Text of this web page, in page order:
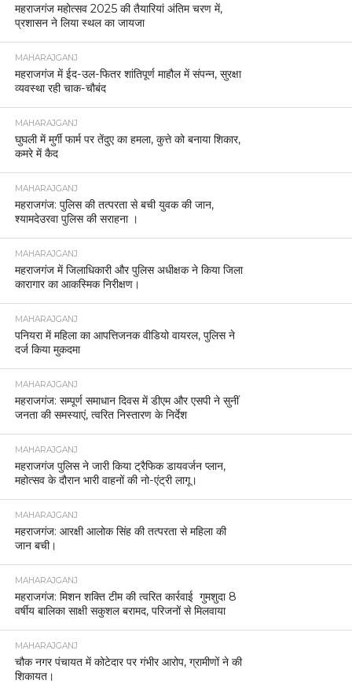
महराजगंज महोत्सव 2025 की तैयारियां अंतिम चरण में,
प्रशासन ने लिया स्थल का जायजा
MAHARAJGANJ
महराजगंज में ईद-उल-फितर शांतिपूर्ण माहौल में संपन्न, सुरक्षा
व्यवस्था रही चाक-चौबंद
MAHARAJGANJ
घुघली में मुर्गी फार्म पर तेंदुए का हमला, कुत्ते को बनाया शिकार,
कमरे में कैद
MAHARAJGANJ
महराजगंज: पुलिस की तत्परता से बची युवक की जान,
श्यामदेउरवा पुलिस की सराहना ।
MAHARAJGANJ
महराजगंज में जिलाधिकारी और पुलिस अधीक्षक ने किया जिला
कारागार का आकस्मिक निरीक्षण।
MAHARAJGANJ
पनियरा में महिला का आपत्तिजनक वीडियो वायरल, पुलिस ने
दर्ज किया मुकदमा
MAHARAJGANJ
महराजगंज: सम्पूर्ण समाधान दिवस में डीएम और एसपी ने सुनीं
जनता की समस्याएं, त्वरित निस्तारण के निर्देश
MAHARAJGANJ
महराजगंज पुलिस ने जारी किया ट्रैफिक डायवर्जन प्लान,
महोत्सव के दौरान भारी वाहनों की नो-एंट्री लागू।
MAHARAJGANJ
महराजगंज: आरक्षी आलोक सिंह की तत्परता से महिला की
जान बची।
MAHARAJGANJ
महराजगंज: मिशन शक्ति टीम की त्वरित कार्रवाई गुमशुदा 8
वर्षीय बालिका साक्षी सकुशल बरामद, परिजनों से मिलवाया
MAHARAJGANJ
चौक नगर पंचायत में कोटेदार पर गंभीर आरोप, ग्रामीणों ने की
शिकायत।